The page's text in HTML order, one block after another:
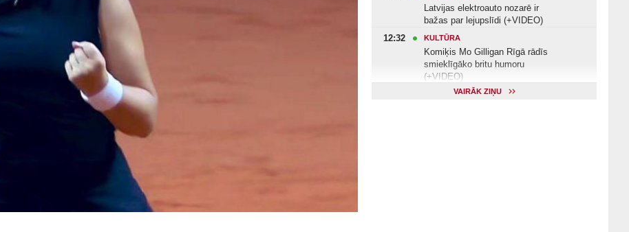
Latvijas elektroauto nozarē ir
bažas par lejupslīdi (+VIDEO)
12:32
KULTŪRA
Komiķis Mo Gilligan Rīgā rādīs
smieklīgāko britu humoru
(+VIDEO)
VESELĪBAVAIRĀK ZIŅU